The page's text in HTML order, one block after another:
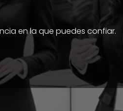
en la que puedes confiar.